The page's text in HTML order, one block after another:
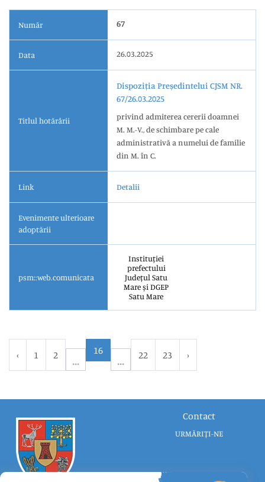
Număr 67
Data 26.03.2025
Titlul hotărârii
Dispoziția Președintelui CJSM NR.
67/26.03.2025
privind admiterea cererii doamnei
M. M.-V., de schimbare pe cale
administrativă a numelui de familie
din M. în C.
Link Detalii
Evenimente ulterioare
adoptării
psm::web.comunicata
Instituției
prefectului
Județul Satu
Mare și DGEP
Satu Mare
‹ 1 2 16 22 23 ›
Contact
URMĂRIȚI-NE